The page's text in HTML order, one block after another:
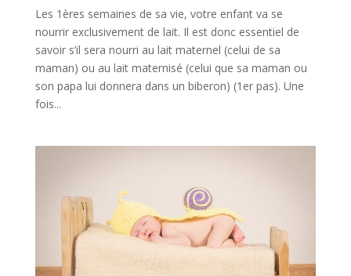
Les 1ères semaines de sa vie, votre enfant va se
nourrir exclusivement de lait. Il est donc essentiel de
savoir s’il sera nourri au lait maternel (celui de sa
maman) ou au lait maternisé (celui que sa maman ou
son papa lui donnera dans un biberon) (1er pas). Une
fois...